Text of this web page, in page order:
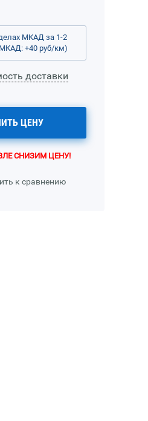
МКАД за 1-2
+40 руб/км)
доставки
ЦЕНУ
СНИЗИМ ЦЕНУ!
к сравнению